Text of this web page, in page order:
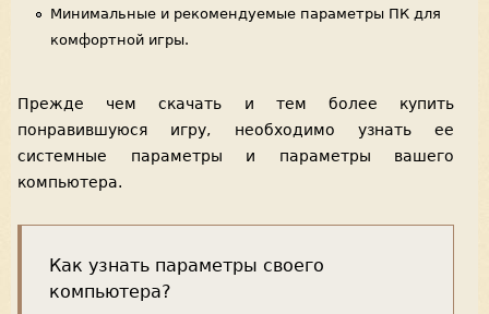
Минимальные и рекомендуемые параметры ПК для
комфортной игры.
Прежде чем скачать и тем более купить
понравившуюся игру, необходимо узнать ее
системные параметры и параметры вашего
компьютера.
Как узнать параметры своего
компьютера?